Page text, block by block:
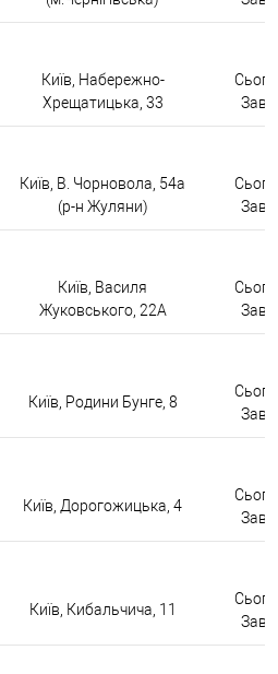
Київ, Набережно-
Хрещатицька, 33
Київ, В. Чорновола, 54а
(р-н Жуляни)
Київ, Василя
Жуковського, 22А
Київ, Родини Бунге, 8
Київ, Дорогожицька, 4
Київ, Кибальчича, 11